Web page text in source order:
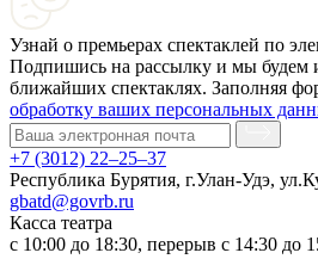
Узнай о премьерах спектаклей по
Подпишись на рассылку и мы будем
ближайших спектаклях. Заполняя
обработку ваших персональных
+7 (3012) 22–25–37
Республика Бурятия, г.Улан-Удэ,
gbatd@govrb.ru
Касса театра
с 10:00 до 18:30, перерыв с 14:30 до